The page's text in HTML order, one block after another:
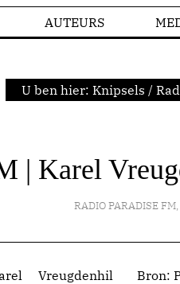
AUTEURS
U ben hier: Knipsels /
| Karel
RADIO PARADISE FM,
Vreugdenhil
Bron: